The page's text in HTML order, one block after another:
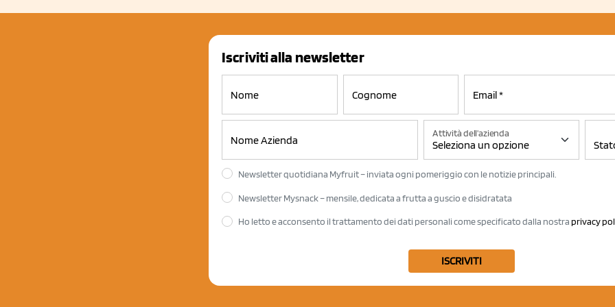
Iscriviti alla newsletter
Attività dell'azienda
Newsletter quotidiana Myfruit – inviata ogni pomeriggio con le notizie principali.
Newsletter Mysnack – mensile, dedicata a frutta a guscio e disidratata
Ho letto e acconsento il trattamento dei dati personali come specificato dalla nostra privacy
ISCRIVITI